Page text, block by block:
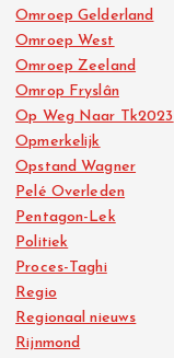
Omroep Gelderland
Omroep West
Omroep Zeeland
Omrop Fryslân
Op Weg Naar Tk2023
Opmerkelijk
Opstand Wagner
Pelé Overleden
Pentagon-Lek
Politiek
Proces-Taghi
Regio
Regionaal nieuws
Rijnmond